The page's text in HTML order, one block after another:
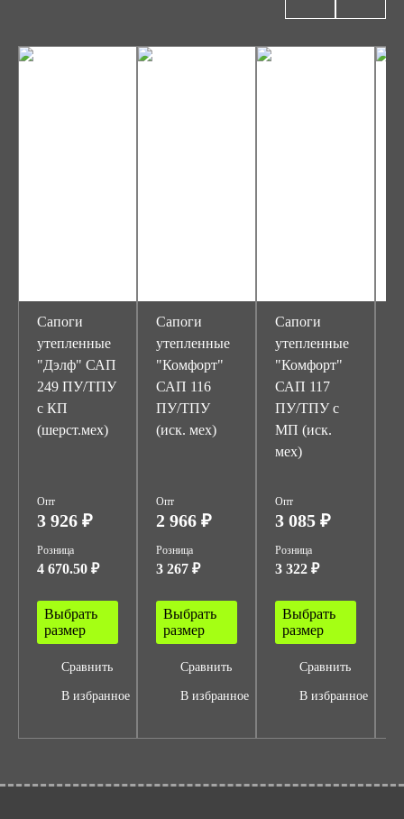
Сапоги
утепленные
"Дэлф" САП
249 ПУ/ТПУ
с КП
(шерст.мех)
Опт
3 926 ₽
Розница
4 670.50 ₽
Выбрать
размер
Сравнить
В избранное
Сапоги
утепленные
"Комфорт"
САП 116
ПУ/ТПУ
(иск. мех)
Опт
2 966 ₽
Розница
3 267 ₽
Выбрать
размер
Сравнить
В избранное
Сапоги
утепленные
"Комфорт"
САП 117
ПУ/ТПУ с
МП (иск.
мех)
Опт
3 085 ₽
Розница
3 322 ₽
Выбрать
размер
Сравнить
В избранное